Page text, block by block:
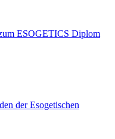
ESOGETICS Diplom
der Esogetischen